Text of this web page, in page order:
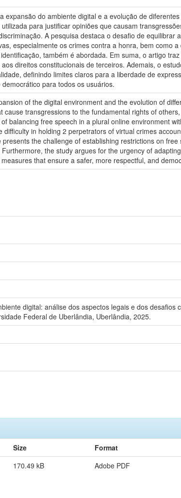
do ambiente digital e a evolução de
para justificar opiniões que causam
A pesquisa destaca o desafio de equilibrar
especialmente os crimes contra a honra, bem como
também é abordada. Em suma, o artigo
direitos constitucionais de terceiros. Ademais, o
definindo limites claros para a liberdade de
para todos os usuários.
of the digital environment and the evolution of
transgressions to the fundamental rights of
balancing free speech in a plural online environment
in holding 2 perpetrators of virtual crimes
the challenge of establishing restrictions on
the study argues for the urgency of
that ensure a safer, more respectful, and
digital: análise dos aspectos legais e dos desafios
Federal de Uberlândia, Uberlândia, 2025.
Size
Format
170.49 kB Adobe PDF